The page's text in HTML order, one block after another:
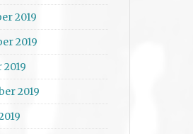
2019
2019
2019